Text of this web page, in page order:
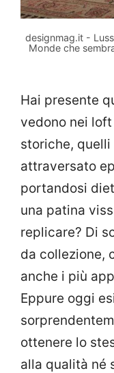
designmag.it -
Monde che
Hai presente
vedono nei
storiche,
attraversato
portandosi
una patina
replicare? Di
da collezione,
anche i più
Eppure oggi
ottenere lo
alla qualità né